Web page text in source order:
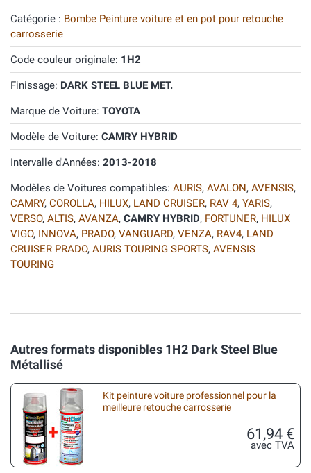
Catégorie : Bombe Peinture voiture et en pot pour retouche
carrosserie
Code couleur originale: 1H2
Finissage: DARK STEEL BLUE MET.
Marque de Voiture: TOYOTA
Modèle de Voiture: CAMRY HYBRID
Intervalle d'Années: 2013-2018
Modèles de Voitures compatibles: AURIS, AVALON, AVENSIS,
CAMRY, COROLLA, HILUX, LAND CRUISER, RAV 4, YARIS,
VERSO, ALTIS, AVANZA, CAMRY HYBRID, FORTUNER, HILUX
VIGO, INNOVA, PRADO, VANGUARD, VENZA, RAV4, LAND
CRUISER PRADO, AURIS TOURING SPORTS, AVENSIS
TOURING
Autres formats disponibles 1H2 Dark Steel Blue
Métallisé
Kit peinture voiture professionnel pour la
meilleure retouche carrosserie
61,94 €
avec TVA